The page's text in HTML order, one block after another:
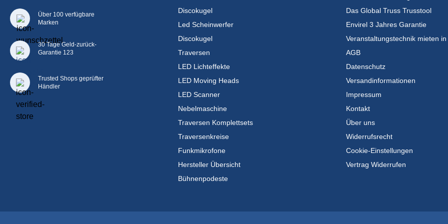
Über 100 verfügbare
Marken
30 Tage Geld-zurück-
Garantie 123
Trusted Shops geprüfter
Händler
Discokugel
Led Scheinwerfer
Discokugel
Traversen
LED Lichteffekte
LED Moving Heads
LED Scanner
Nebelmaschine
Traversen Komplettsets
Traversenkreise
Funkmikrofone
Hersteller Übersicht
Bühnenpodeste
Das Global Truss Trusstool
Envirel 3 Jahres Garantie
Veranstaltungstechnik mieten in
AGB
Datenschutz
Versandinformationen
Impressum
Kontakt
Über uns
Widerrufsrecht
Cookie-Einstellungen
Vertrag Widerrufen